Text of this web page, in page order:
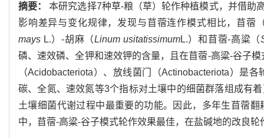
摘要：本研究选择7种草-粮（草）轮作种植模式，并借助
影响差异与变化规律，发现与苜蓿连作模式相比，苜蓿
mays L.）-胡麻（Linum usitatissimumL.）和苜蓿-高粱（
磷、速效磷、全钾和速效钾的含量，且在苜蓿-高粱-谷子
（Acidobacteriota）、放线菌门（Actinobacteriota）是
碳、全氮、速效氮等3个指标对土壤中的细菌群落组成有
土壤细菌代谢过程中最重要的功能。因此，多年生苜蓿
中，苜蓿-高粱-谷子模式轮作效果最佳，在盐碱地的改良轮